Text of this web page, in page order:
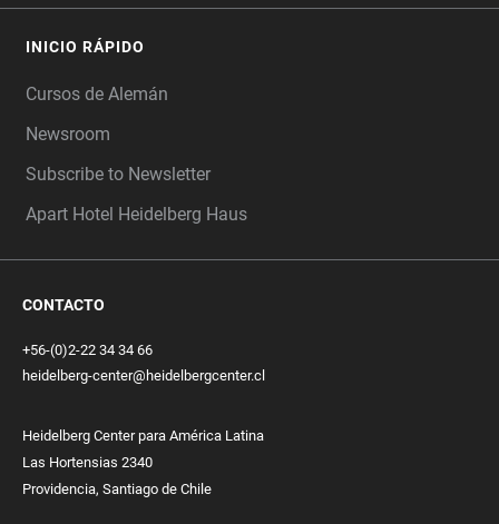
INICIO RÁPIDO
Cursos de Alemán
Newsroom
Subscribe to Newsletter
Apart Hotel Heidelberg Haus
CONTACTO
+56-(0)2-22 34 34 66
heidelberg-center@heidelbergcenter.cl
Heidelberg Center para América Latina
Las Hortensias 2340
Providencia, Santiago de Chile